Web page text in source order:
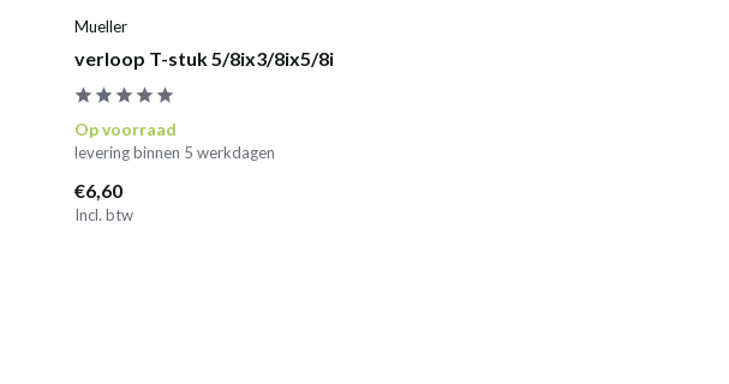
Mueller
verloop T-stuk 5/8ix3/8ix5/8i
Op voorraad
levering binnen 5 werkdagen
€6,60
Incl. btw